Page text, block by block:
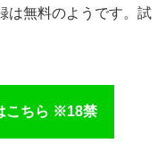
は無料のようです。試
こちら ※18禁